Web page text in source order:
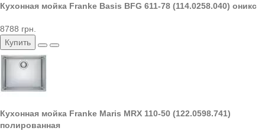
Кухонная мойка Franke Basis BFG 611-78 (114.0258.040) оникс
8788 грн.
Купить
Кухонная мойка Franke Maris MRX 110-50 (122.0598.741)
полированная